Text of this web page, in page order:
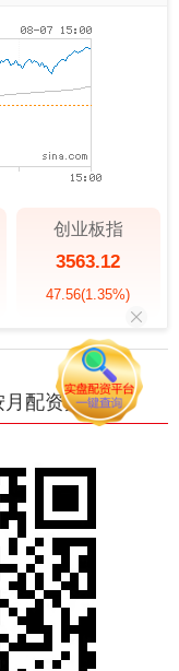
创业板指
3563.12
47.56(1.35%)
配资开户